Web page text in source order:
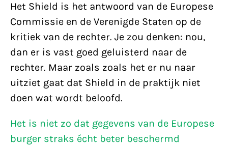
Het Shield is het antwoord van de Europese
Commissie en de Verenigde Staten op de
kritiek van de rechter. Je zou denken: nou,
dan er is vast goed geluisterd naar de
rechter. Maar zoals zoals het er nu naar
uitziet gaat dat Shield in de praktijk niet
doen wat wordt beloofd.
Het is niet zo dat gegevens van de Europese
burger straks écht beter beschermd